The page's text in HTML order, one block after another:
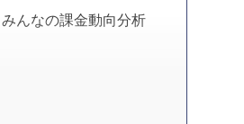
んなの課金動向分析